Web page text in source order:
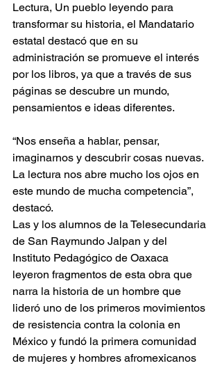
Lectura, Un pueblo leyendo para
transformar su historia, el Mandatario
estatal destacó que en su
administración se promueve el interés
por los libros, ya que a través de sus
páginas se descubre un mundo,
pensamientos e ideas diferentes.
“Nos enseña a hablar, pensar,
imaginarnos y descubrir cosas nuevas.
La lectura nos abre mucho los ojos en
este mundo de mucha competencia”,
destacó.
Las y los alumnos de la Telesecundaria
de San Raymundo Jalpan y del
Instituto Pedagógico de Oaxaca
leyeron fragmentos de esta obra que
narra la historia de un hombre que
lideró uno de los primeros movimientos
de resistencia contra la colonia en
México y fundó la primera comunidad
de mujeres y hombres afromexicanos